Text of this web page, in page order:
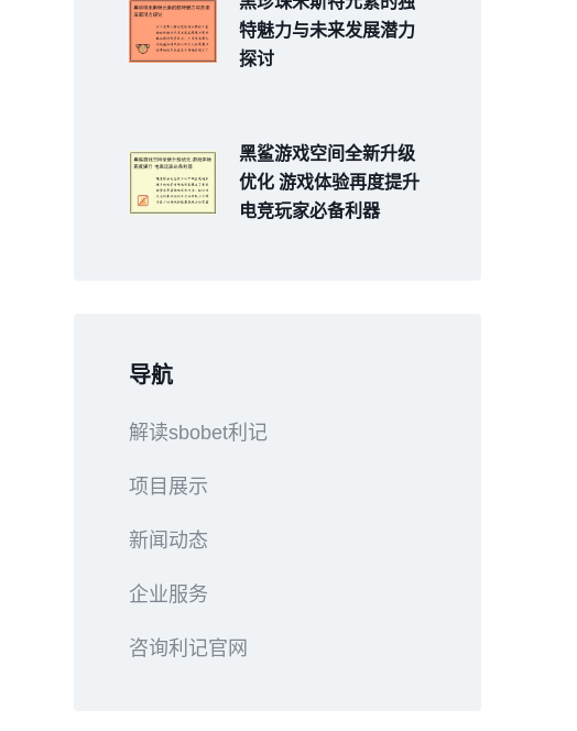
特魅力与未来发展潜力
探讨
黑鲨游戏空间全新升级
优化 游戏体验再度提升
电竞玩家必备利器
导航
解读sbobet利记
项目展示
新闻动态
企业服务
咨询利记官网